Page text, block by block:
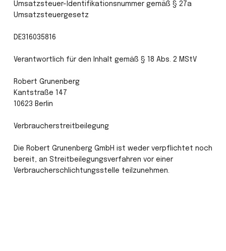
Umsatzsteuer-Identifikationsnummer gemäß § 27a
Umsatzsteuergesetz
DE316035816
Verantwortlich für den Inhalt gemäß § 18 Abs. 2 MStV
Robert Grunenberg
Kantstraße 147
10623 Berlin
Verbraucherstreitbeilegung
Die Robert Grunenberg GmbH ist weder verpflichtet noch
bereit, an Streitbeilegungsverfahren vor einer
Verbraucherschlichtungsstelle teilzunehmen.